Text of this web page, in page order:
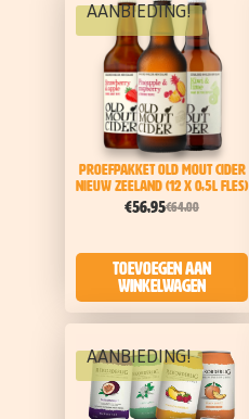
AANBIEDING!
Proefpakket Old Mout Cider
Nieuw Zeeland (12 x 0,5L FLES)
€64,00
€56,95
Toevoegen aan
winkelwagen
AANBIEDING!